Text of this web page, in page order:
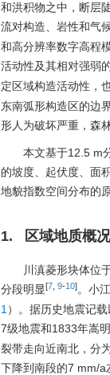
和洪积物之中，断层
流对构造、岩性和气
和高分辨率数字高程
活动性及其相对强弱
定区域构造活动性，
东南弧形构造区的边
形人为破坏严重，森
本文基于12.5 m
的坡度、起伏度、面
地貌指数空间分布的
1. 区域地质概况
川滇菱形块体位
分段明显[7 9-10]。小
1 ）。据历史地震记
7级地震和1833年嵩
裂带走向近南北，分
下降到南段的7 mm/a